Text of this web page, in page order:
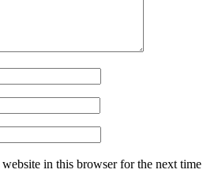
in this browser for the next time